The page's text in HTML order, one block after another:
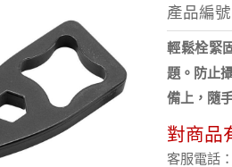
產品編
輕鬆栓緊
題。防止
備上，隨
對商品
客服電話